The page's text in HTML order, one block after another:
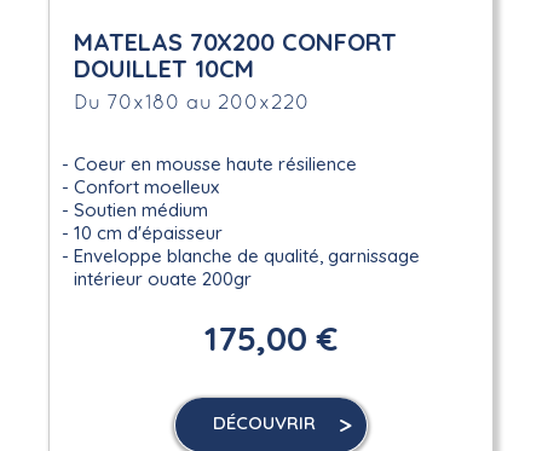
MATELAS 70X200 CONFORT
DOUILLET 10CM
Du 70x180 au 200x220
Coeur en mousse haute résilience
Confort moelleux
Soutien médium
10 cm d'épaisseur
Enveloppe blanche de qualité, garnissage
intérieur ouate 200gr
175,00 €
DÉCOUVRIR